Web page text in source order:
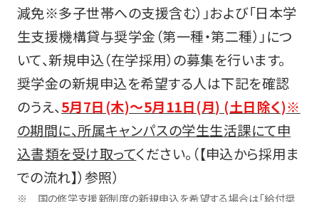
減免※多子世帯への支援含む）」および「日本学
生支援機構貸与奨学金（第一種・第二種）」につ
いて、新規申込（在学採用）の募集を行います。
奨学金の新規申込を希望する人は下記を確認
のうえ、5月7日(木)～5月11日(月) (土日除く)※
の期間に、所属キャンパスの学生生活課にて申
込書類を受け取ってください。（【申込から採用ま
での流れ】）参照）
国の修学支援新制度の新規申込を希望する場合は「給付奨